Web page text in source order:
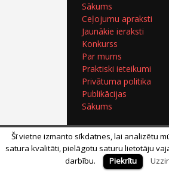
Sākums
Ceļojumu apraksti
Jaunākie ieraksti
Konkurss
Par mums
Praktiski ieteikumi
Privātuma politika
Publikācijas
Sākums
Šī vietne izmanto sīkdatnes, lai analizētu
satura kvalitāti, pielāgotu saturu lietotāju
darbību.
Piekrītu